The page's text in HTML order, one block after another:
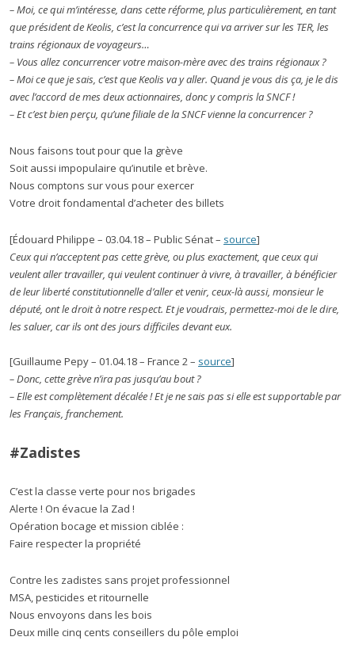
– Moi, ce qui m’intéresse, dans cette réforme, plus particulièrement, en tant
que président de Keolis, c’est la concurrence qui va arriver sur les TER, les
trains régionaux de voyageurs…
– Vous allez concurrencer votre maison-mère avec des trains régionaux ?
– Moi ce que je sais, c’est que Keolis va y aller. Quand je vous dis ça, je le dis
avec l’accord de mes deux actionnaires, donc y compris la SNCF !
– Et c’est bien perçu, qu’une filiale de la SNCF vienne la concurrencer ?
Nous faisons tout pour que la grève
Soit aussi impopulaire qu’inutile et brève.
Nous comptons sur vous pour exercer
Votre droit fondamental d’acheter des billets
[Édouard Philippe – 03.04.18 – Public Sénat – source]
Ceux qui n’acceptent pas cette grève, ou plus exactement, que ceux qui
veulent aller travailler, qui veulent continuer à vivre, à travailler, à bénéficier
de leur liberté constitutionnelle d’aller et venir, ceux-là aussi, monsieur le
député, ont le droit à notre respect. Et je voudrais, permettez-moi de le dire,
les saluer, car ils ont des jours difficiles devant eux.
[Guillaume Pepy – 01.04.18 – France 2 – source]
– Donc, cette grève n’ira pas jusqu’au bout ?
– Elle est complètement décalée ! Et je ne sais pas si elle est supportable par
les Français, franchement.
#Zadistes
C’est la classe verte pour nos brigades
Alerte ! On évacue la Zad !
Opération bocage et mission ciblée :
Faire respecter la propriété
Contre les zadistes sans projet professionnel
MSA, pesticides et ritournelle
Nous envoyons dans les bois
Deux mille cinq cents conseillers du pôle emploi